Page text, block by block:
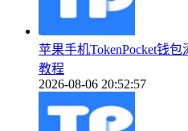
苹果手机TokenPocket钱
教程
2026-08-06 20:52:57